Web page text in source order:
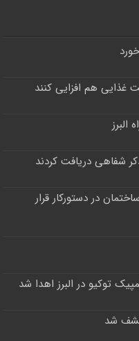
غذایی هم افزایی کنند
شفاهی دریافت کردند
در دستورکار قرار